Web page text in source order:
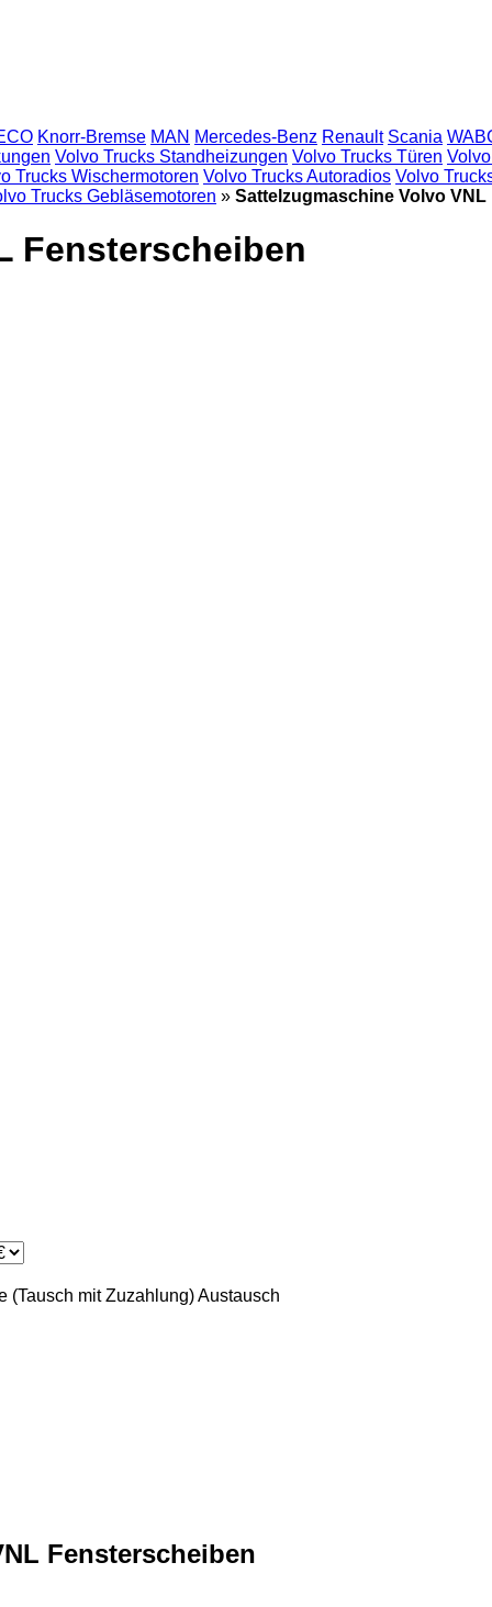
Knorr-Bremse MAN Mercedes-Benz Renault Scania
Volvo Trucks Standheizungen Volvo Trucks Türen
Trucks Wischermotoren Volvo Trucks Autoradios Volvo
Trucks Gebläsemotoren » Sattelzugmaschine Volvo
Fensterscheiben
(Tausch mit Zuzahlung)Austausch
Fensterscheiben